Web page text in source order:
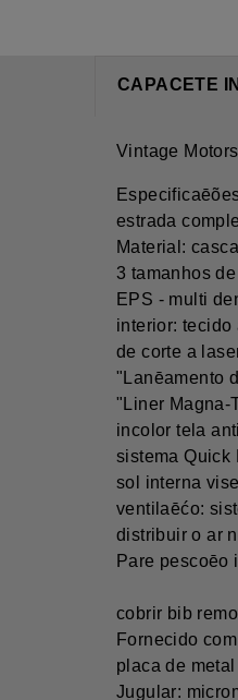
CAPACETE
Vintage
estrada
Material:
3 tamanhos
EPS - multi
interior: tecido
de corte a
"Lanēamento
"Liner Magna-
incolor tela
sistema Quick
sol interna
ventilaēćo:
distribuir o ar
Pare pescoēo
cobrir bib
Fornecido
placa de
Jugular: